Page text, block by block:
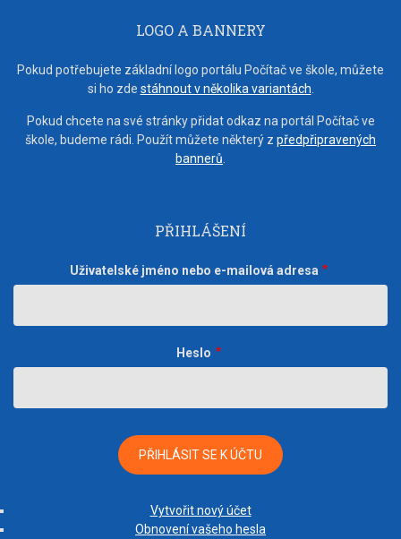
LOGO A BANNERY
Pokud potřebujete základní logo portálu Počítač ve škole, můžete
si ho zde stáhnout v několika variantách
Pokud chcete na své stránky přidat odkaz na portál Počítač ve
škole, budeme rádi. Použít můžete některý z předpřipravených
bannerů
PŘIHLÁŠENÍ
Uživatelské jméno nebo e-mailová adresa
Heslo
Vytvořit nový účet
Obnovení vašeho hesla